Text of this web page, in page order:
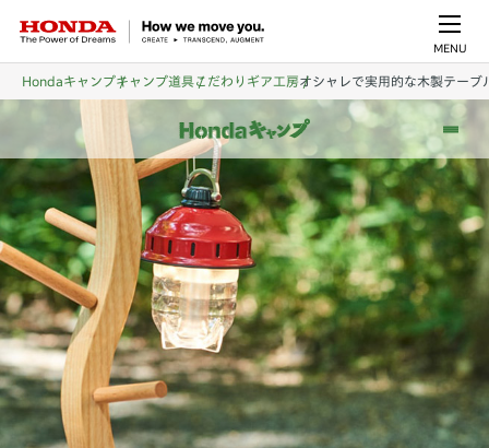
MENU
Hondaキャンプキャンプ道具こだわりギア工房オシャレで実用的な木製テーブ